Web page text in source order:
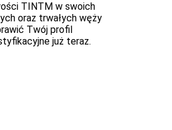
TINTM w swoich
oraz trwałych węży
Twój profil
już teraz.